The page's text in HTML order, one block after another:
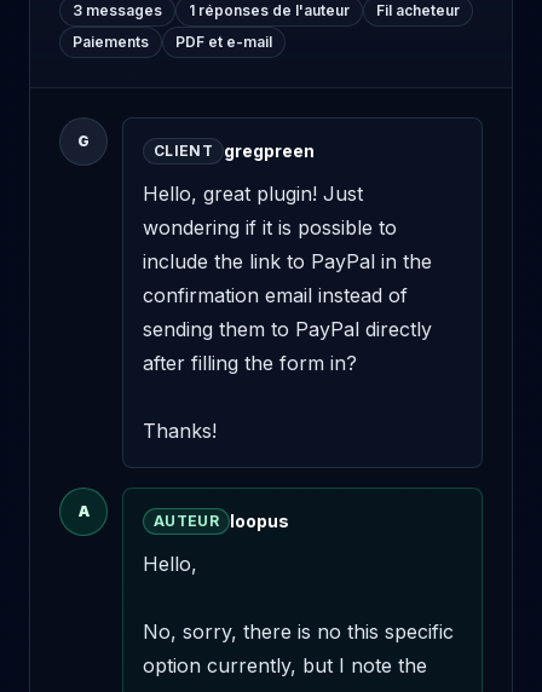
3 messages 1 réponses de l'auteur
Fil acheteur
Paiements
PDF et e-mail
G
CLIENT gregpreen
Hello, great plugin! Just
wondering if it is possible to
include the link to PayPal in the
confirmation email instead of
sending them to PayPal directly
after filling the form in?
Thanks!
A
AUTEUR loopus
Hello,
No, sorry, there is no this specific
option currently, but I note the